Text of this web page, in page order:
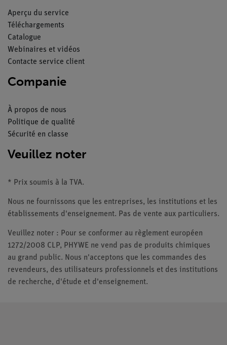
Aperçu du service
Téléchargements
Catalogue
Webinaires et vidéos
Contacte service client
Companie
À propos de nous
Politique de qualité
Sécurité en classe
Veuillez noter
* Prix soumis à la TVA.
Nous ne fournissons que les entreprises, les institutions et les
établissements d'enseignement. Pas de vente aux particuliers.
Veuillez noter : Pour se conformer au règlement européen
1272/2008 CLP, PHYWE ne vend pas de produits chimiques
au grand public. Nous n'acceptons que les commandes des
revendeurs, des utilisateurs professionnels et des institutions
de recherche, d'étude et d'enseignement.